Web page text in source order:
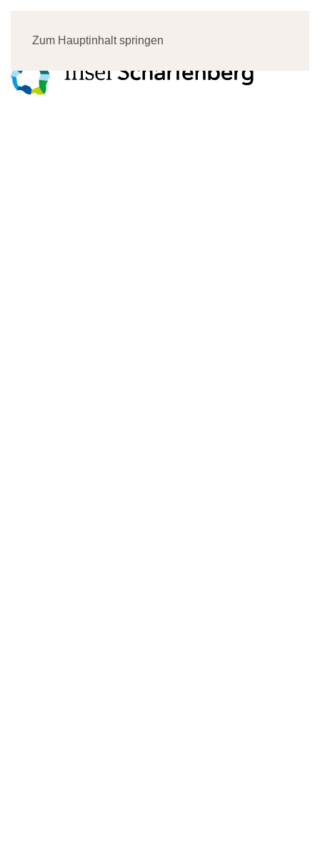
Zum Hauptinhalt springen